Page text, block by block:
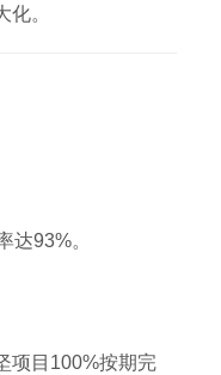
。
达93%。
项目100%按期完